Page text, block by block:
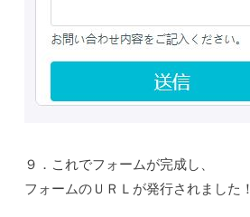
９．これでフォームが完成し、
フォームのＵＲＬが発行されました！